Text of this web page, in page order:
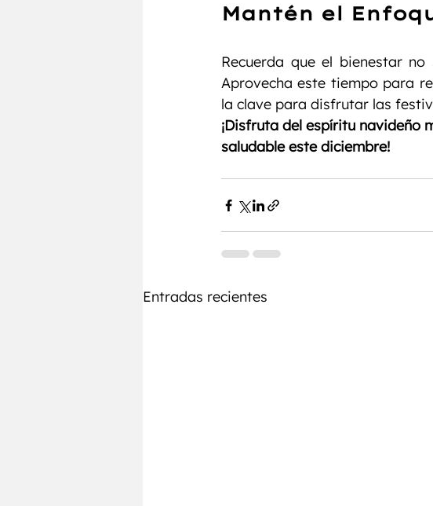
Mantén el
Recuerda que el bienestar
Aprovecha este tiempo para
la clave para disfrutar las
¡Disfruta del espíritu navideño
saludable este diciembre!
Entradas recientes